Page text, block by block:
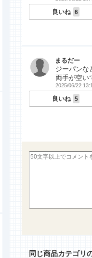
良いね 6
まるだー
ジーパンな
両手が空い
2025/06/22
良いね 5
同じ商品カテゴリ